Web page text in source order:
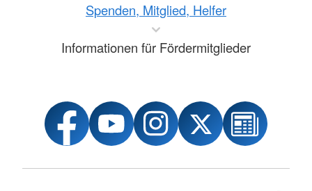
Spenden, Mitglied, Helfer
Informationen für Fördermitglieder